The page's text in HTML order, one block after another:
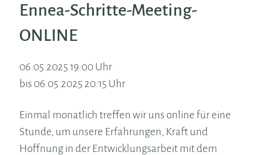
Ennea-Schritte-Meeting-
ONLINE
06.05.2025 19:00 Uhr
bis 06.05.2025 20:15 Uhr
Einmal monatlich treffen wir uns online für eine
Stunde, um unsere Erfahrungen, Kraft und
Hoffnung in der Entwicklungsarbeit mit dem